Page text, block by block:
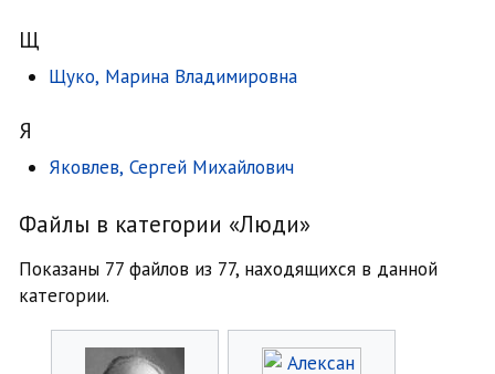
Щ
Щуко, Марина Владимировна
Я
Яковлев, Сергей Михайлович
Файлы в категории «Люди»
Показаны 77 файлов из 77, находящихся в данной
категории.